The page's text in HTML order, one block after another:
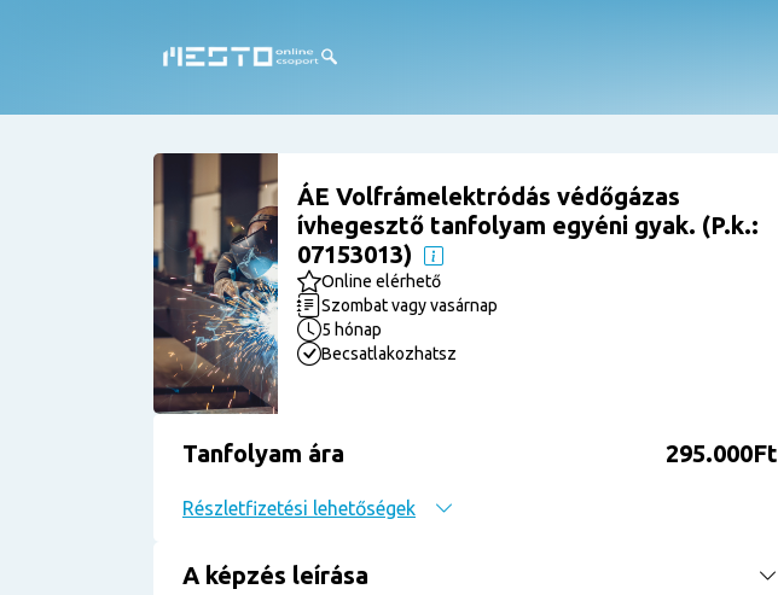
ÁE Volfrámelektródás védőgázas
ívhegesztő tanfolyam egyéni gyak. (P.k.:
07153013)
Online elérhető
Szombat vagy vasárnap
5 hónap
Becsatlakozhatsz
Tanfolyam ára 295.000Ft
Részletfizetési lehetőségek
A képzés leírása